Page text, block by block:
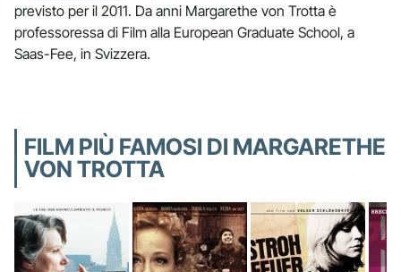
previsto per il 2011. Da anni Margarethe von Trotta è
professoressa di Film alla European Graduate School, a
Saas-Fee, in Svizzera.
FILM PIÙ FAMOSI DI MARGARETHE
VON TROTTA